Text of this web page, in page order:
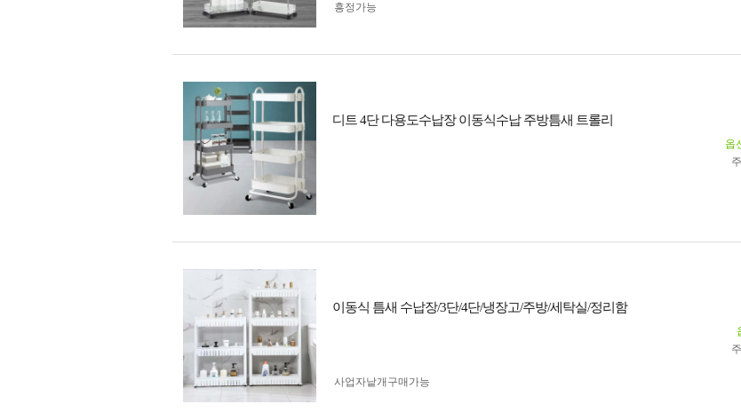
흥정가능
디트 4단 다용도수납장 이동식수납 주방틈새 트롤리
옵
이동식 틈새 수납장/3단/4단/냉장고/주방/세탁실/정리함
사업자 낱개구매가능